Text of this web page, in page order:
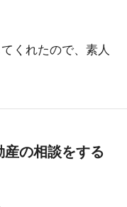
くれたので、素人
の相談をする